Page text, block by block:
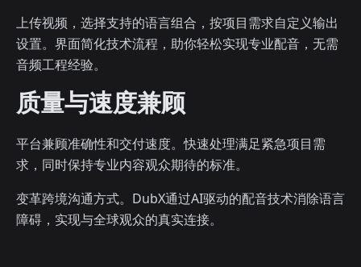
上传视频，选择支持的语言组合，按项目需求自定义输出
设置。界面简化技术流程，助你轻松实现专业配音，无需
音频工程经验。
质量与速度兼顾
平台兼顾准确性和交付速度。快速处理满足紧急项目需
求，同时保持专业内容观众期待的标准。
变革跨境沟通方式。DubX通过AI驱动的配音技术消除语言
障碍，实现与全球观众的真实连接。